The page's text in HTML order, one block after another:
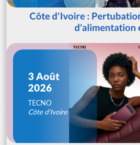
Côte d'Ivoire :
d'alimentation
3 Août
2026
TECNO
Côte d'Ivoire